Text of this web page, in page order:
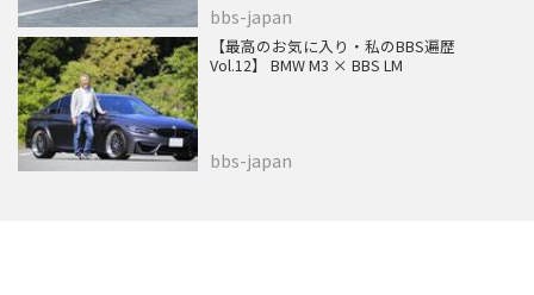
bbs-japan
【最高のお気に入り・私のBBS遍歴
Vol.12】 BMW M3 × BBS LM
bbs-japan